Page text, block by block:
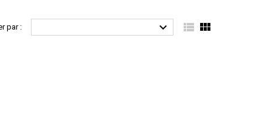
par :   